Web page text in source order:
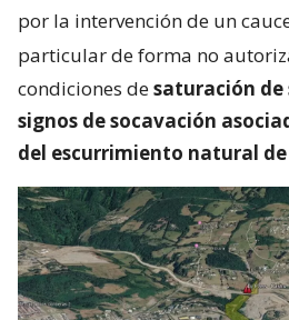
por la intervención de un
particular de forma no
condiciones desaturación de
signos de socavación
del escurrimiento natural